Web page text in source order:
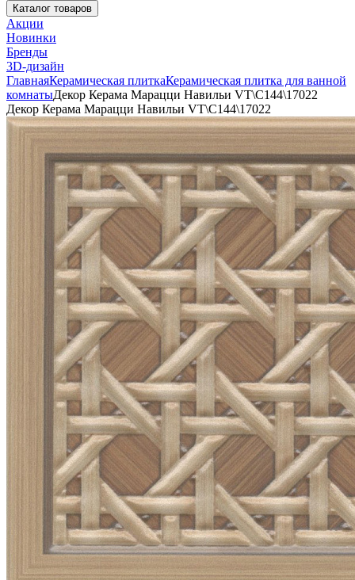
Каталог товаров
Акции
Новинки
Бренды
3D-дизайн
ГлавнаяКерамическая плиткаКерамическая плитка для ванной
комнатыДекор Керама Марацци Навильи VT\C144\17022
Декор Керама Марацци Навильи VT\C144\17022